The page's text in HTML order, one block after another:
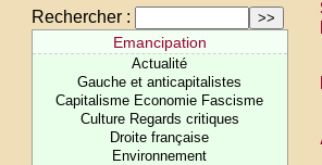
Rechercher :
Emancipation
Actualité
Gauche et anticapitalistes
Capitalisme Economie Fascisme
Culture Regards critiques
Droite française
Environnement